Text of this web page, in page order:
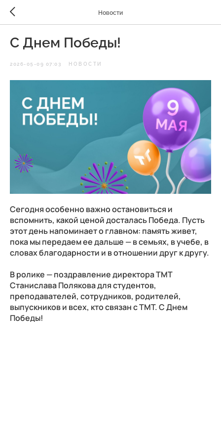
Новости
С Днем Победы!
2026-05-09 07:03 НОВОСТИ
Сегодня особенно важно остановиться и
вспомнить, какой ценой досталась Победа. Пусть
этот день напоминает о главном: память живет,
пока мы передаем ее дальше — в семьях, в учебе, в
словах благодарности и в отношении друг к другу.
В ролике — поздравление директора ТМТ
Станислава Полякова для студентов,
преподавателей, сотрудников, родителей,
выпускников и всех, кто связан с ТМТ. С Днем
Победы!